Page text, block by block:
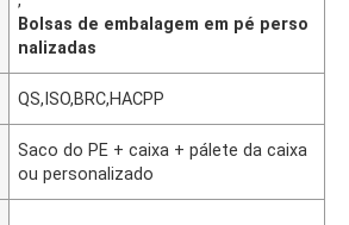
Bolsas de embalagem em pé perso
nalizadas
QS,ISO,BRC,HACPP
Saco do PE + caixa + pálete da caixa
ou personalizado